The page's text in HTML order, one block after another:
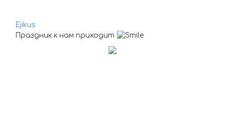
Ejikus
Праздник к нам приходит